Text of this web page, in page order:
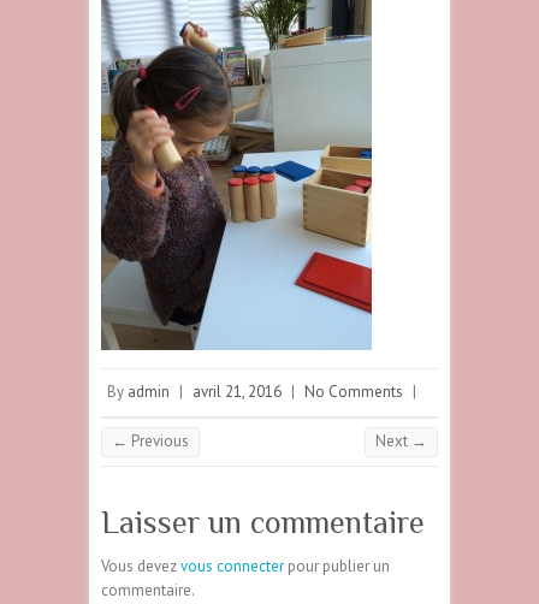
By admin | avril 21, 2016 | No Comments |
← Previous Next →
Laisser un commentaire
Vous devezvous connecter pour publier un
commentaire.